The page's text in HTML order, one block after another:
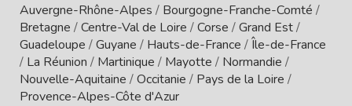
Auvergne-Rhône-Alpes / Bourgogne-Franche-Comté /
Bretagne /Centre-Val de Loire /Corse /Grand Est/
Guadeloupe /Guyane / Hauts-de-France /Île-de-France
/ La Réunion / Martinique / Mayotte / Normandie /
Nouvelle-Aquitaine /Occitanie / Pays de la Loire /
Provence-Alpes-Côte d'Azur